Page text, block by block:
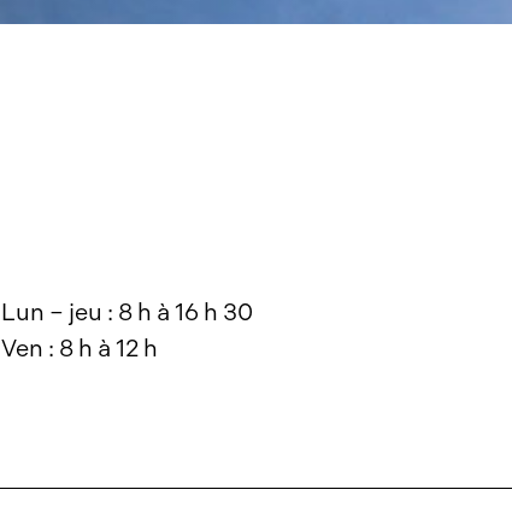
Lun – jeu : 8 h à 16 h 30
Ven : 8 h à 12 h